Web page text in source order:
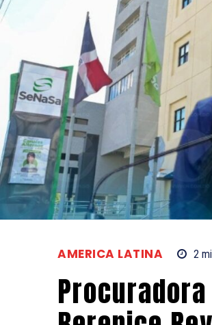
AMERICA LATINA 2